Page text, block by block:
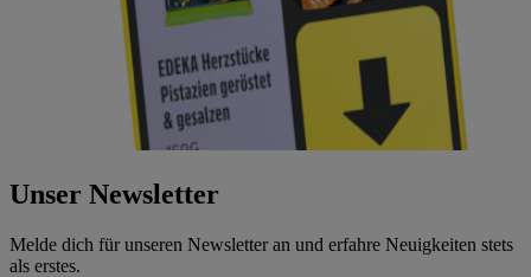
Unser Newsletter
Melde dich für unseren Newsletter an und erfahre Neuigkeiten stets
als erstes.